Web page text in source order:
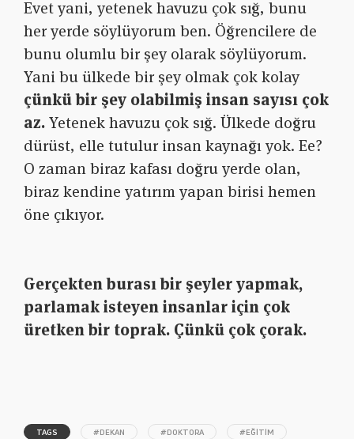
Evet yani, yetenek havuzu çok sığ, bunu
her yerde söylüyorum ben. Öğrencilere de
bunu olumlu bir şey olarak söylüyorum.
Yani bu ülkede bir şey olmak çok kolay
çünkü bir şey olabilmiş insan sayısı çok
az.Yetenek havuzu çok sığ. Ülkede doğru
dürüst, elle tutulur insan kaynağı yok. Ee?
O zaman biraz kafası doğru yerde olan,
biraz kendine yatırım yapan birisi hemen
öne çıkıyor.
Gerçekten burası bir şeyler yapmak,
parlamak isteyen insanlar için çok
üretken bir toprak. Çünkü çok çorak.
TAGS #DEKAN #DOKTORA
#EĞITIM